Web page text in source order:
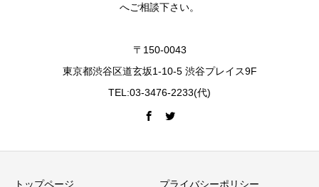
へご相談下さい。
〒150-0043
東京都渋谷区道玄坂1-10-5 渋谷プレイス9F
TEL:03-3476-2233(代)
トップページ プライバシーポリシー